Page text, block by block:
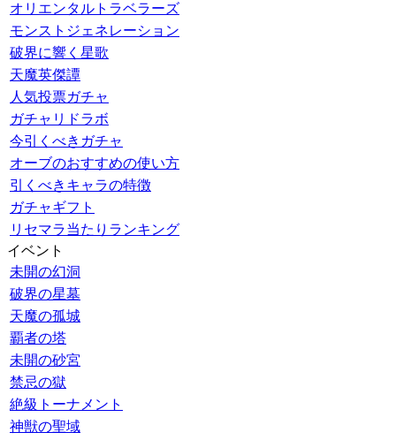
オリエンタルトラベラーズ
モンストジェネレーション
破界に響く星歌
天魔英傑譚
人気投票ガチャ
ガチャリドラボ
今引くべきガチャ
オーブのおすすめの使い方
引くべきキャラの特徴
ガチャギフト
リセマラ当たりランキング
イベント
未開の幻洞
破界の星墓
天魔の孤城
覇者の塔
未開の砂宮
禁忌の獄
絶級トーナメント
神獣の聖域